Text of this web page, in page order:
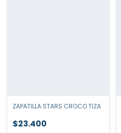
ZAPATILLA STARS CROCO TIZA
$23.400